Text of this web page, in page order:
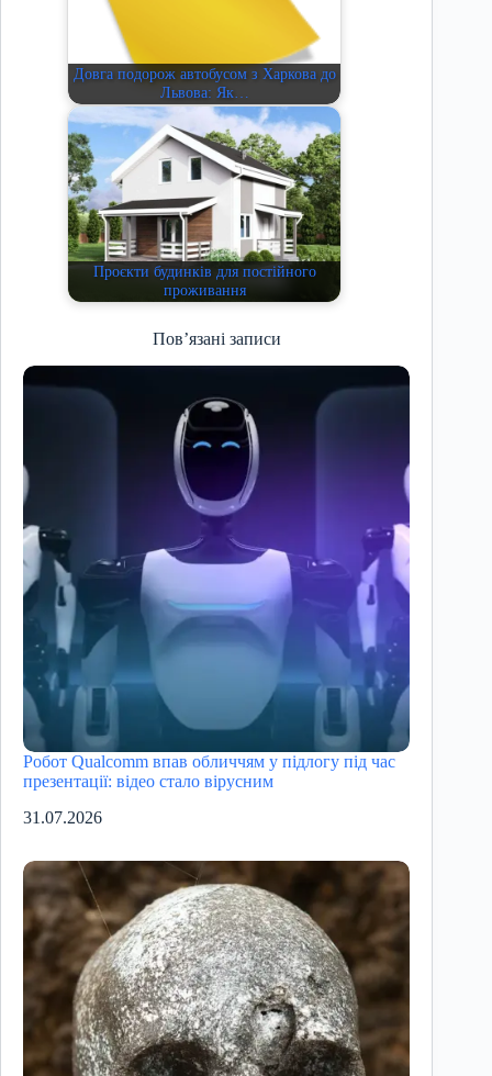
Довга подорож автобусом з Харкова до
Львова: Як…
Проєкти будинків для постійного
проживання
Пов’язані записи
Робот Qualcomm впав обличчям у підлогу під час
презентації: відео стало вірусним
31.07.2026